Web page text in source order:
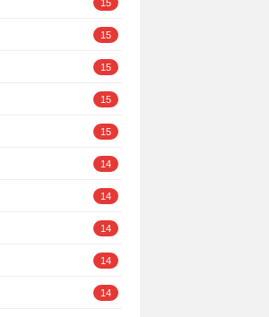
15
15
15
15
15
14
14
14
14
14